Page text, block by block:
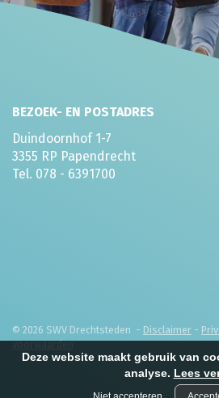
BEZOEK- EN POSTADRES
Duindoornhof 1-7
3355 RP Papendrecht
Tel. 078 - 6391700
© 2026 SWV Drechtsteden - Disclaimer -
voorwaarden
Deze website maakt gebruik van
analyse. Lees